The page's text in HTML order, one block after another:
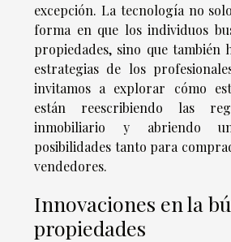
excepción. La tecnología no
forma en que los individuos
propiedades, sino que también
estrategias de los
invitamos a explorar cómo
están reescribiendo las
inmobiliario y abriendo
posibilidades tanto para
vendedores.
Innovaciones en la
propiedades